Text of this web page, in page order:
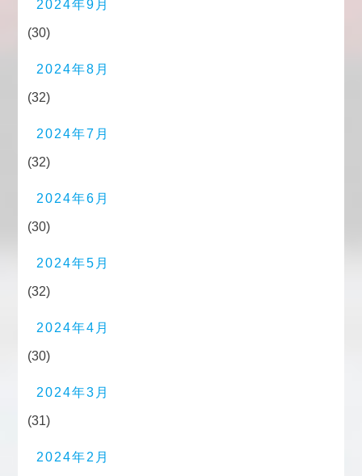
2024年9月
(30)
2024年8月
(32)
2024年7月
(32)
2024年6月
(30)
2024年5月
(32)
2024年4月
(30)
2024年3月
(31)
2024年2月